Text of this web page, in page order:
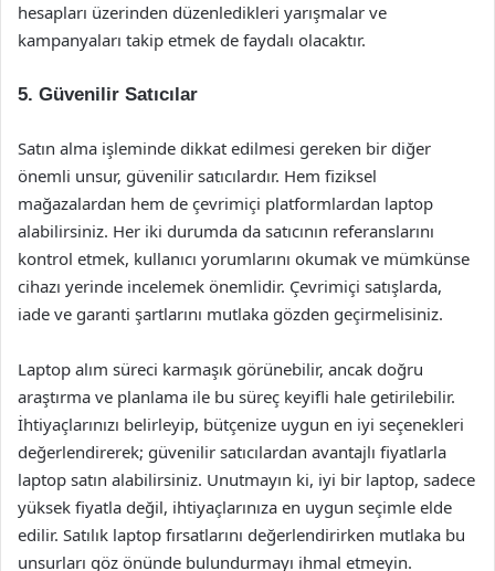
hesapları üzerinden düzenledikleri yarışmalar ve
kampanyaları takip etmek de faydalı olacaktır.
5. Güvenilir Satıcılar
Satın alma işleminde dikkat edilmesi gereken bir diğer
önemli unsur, güvenilir satıcılardır. Hem fiziksel
mağazalardan hem de çevrimiçi platformlardan laptop
alabilirsiniz. Her iki durumda da satıcının referanslarını
kontrol etmek, kullanıcı yorumlarını okumak ve mümkünse
cihazı yerinde incelemek önemlidir. Çevrimiçi satışlarda,
iade ve garanti şartlarını mutlaka gözden geçirmelisiniz.
Laptop alım süreci karmaşık görünebilir, ancak doğru
araştırma ve planlama ile bu süreç keyifli hale getirilebilir.
İhtiyaçlarınızı belirleyip, bütçenize uygun en iyi seçenekleri
değerlendirerek; güvenilir satıcılardan avantajlı fiyatlarla
laptop satın alabilirsiniz. Unutmayın ki, iyi bir laptop, sadece
yüksek fiyatla değil, ihtiyaçlarınıza en uygun seçimle elde
edilir. Satılık laptop fırsatlarını değerlendirirken mutlaka bu
unsurları göz önünde bulundurmayı ihmal etmeyin.